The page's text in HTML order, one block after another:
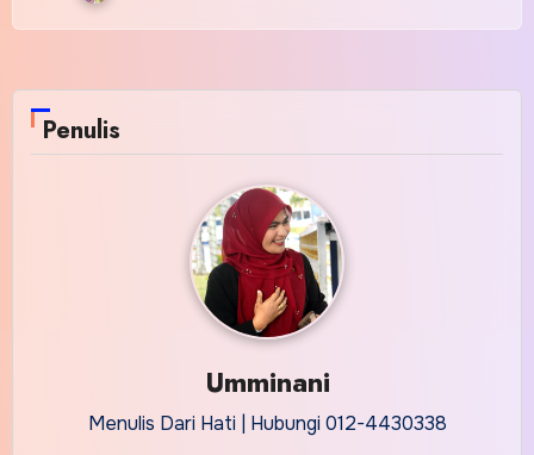
Penulis
Umminani
Menulis Dari Hati | Hubungi 012-4430338